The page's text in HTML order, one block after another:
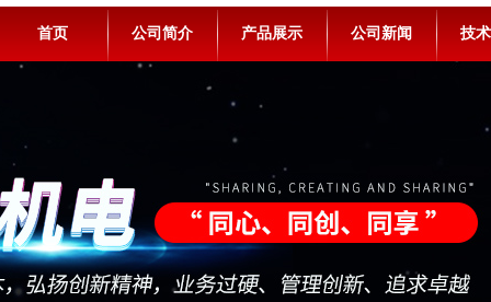
首页 公司简介 产品展示 公司新闻 技